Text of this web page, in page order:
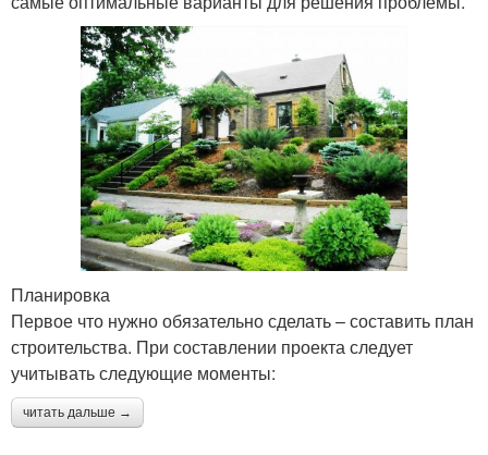
Планировка
Первое что нужно обязательно сделать – составить план
строительства. При составлении проекта следует
учитывать следующие моменты:
читать дальше →